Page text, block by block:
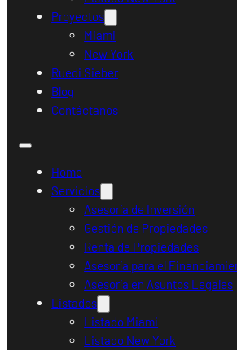
Proyectos
Miami
New York
Ruedi Sieber
Blog
Contáctanos
Home
Servicios
Asesoría de Inversión
Gestión de Propiedades
Renta de Propiedades
Asesoría para el
Asesoría en Asuntos Legales
Listados
Listado Miami
Listado New York